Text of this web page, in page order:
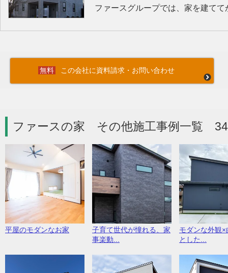
ファースグループでは、家を建て
この会社に資料請求・お問い合わせ
ファースの家 その他施工事例一覧
平屋のモダンなお家
子育て世代が憧れる、家
事楽動...
モダンな外観×
とした...